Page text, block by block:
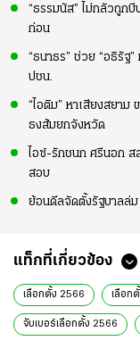
“ธรรมนัส” ไม่กลัวถูก
ก่อน
“ธนาธร” ช่วย “อธิรัฐ
ปชน.
“ไอติม” หาเสียงสยาม
ธงส้มยกจังหวัด
ไอซ์-รักชนก ศรีนอก ส
สอบ
ย้อนดีลจัดตั้งรัฐบาลล่
แท็กที่เกี่ยวข้อง
เลือกตั้ง 2566 เลือก
จับเบอร์เลือกตั้ง 2566